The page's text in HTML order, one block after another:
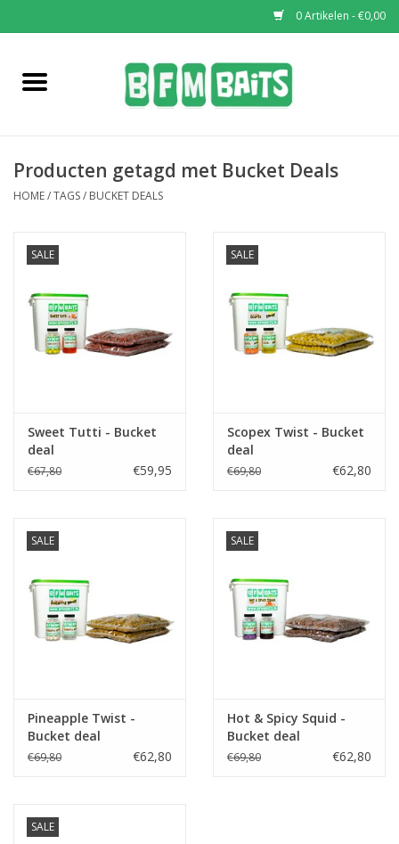
0 Artikelen - €0,00
Home
Bucket Deals
Partikels & Pellets
Producten getagd met Bucket Deals
HOME/TAGS/ BUCKET DEALS
SALE
Sweet Tutti - Bucket
deal
€67,80 €59,95
SALE
Scopex Twist - Bucket
deal
€69,80 €62,80
SALE
Pineapple Twist -
Bucket deal
€69,80 €62,80
SALE
Hot & Spicy Squid -
Bucket deal
€69,80 €62,80
SALE